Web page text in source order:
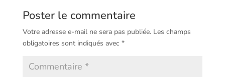
Poster le commentaire
Votre adresse e-mail ne sera pas publiée. Les champs
obligatoires sont indiqués avec *